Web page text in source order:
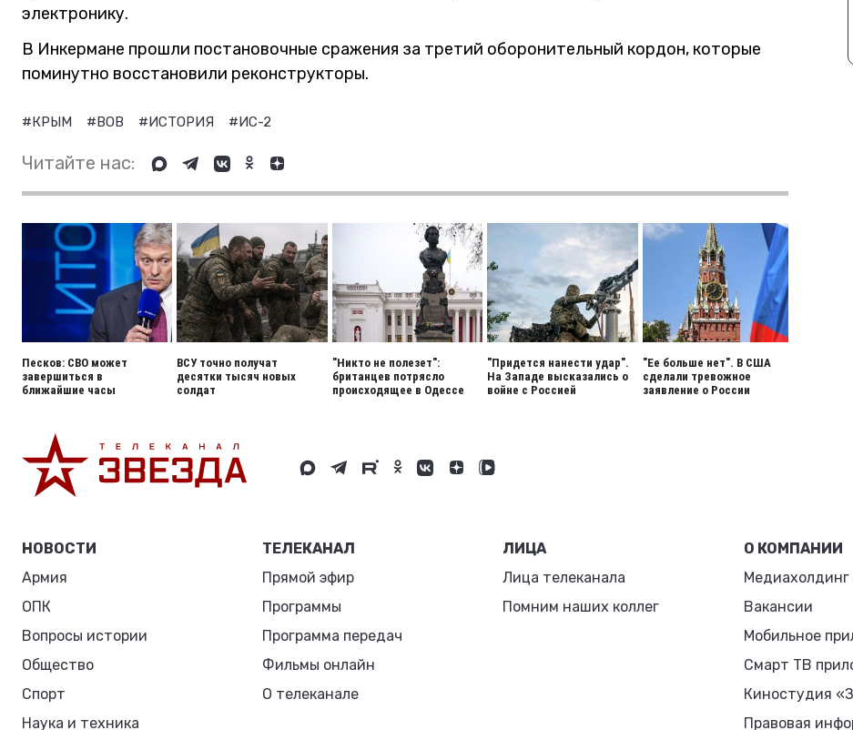
электронику.
В Инкермане прошли постановочные сражения за третий оборонительный кордон, которые
поминутно восстановили реконструкторы.
#КРЫМ #ВОВ #ИСТОРИЯ #ИС-2
Читайте нас:
Песков: СВО может
завершиться в
ближайшие часы
ВСУ точно получат
десятки тысяч новых
солдат
"Никто не полезет":
британцев потрясло
происходящее в Одессе
"Придется нанести удар".
На Западе высказались о
войне с Россией
"Ее больше нет". В США
сделали тревожное
заявление о России
НОВОСТИ
Армия
ОПК
Вопросы истории
Общество
Спорт
Наука и техника
ТЕЛЕКАНАЛ
Прямой эфир
Программы
Программа передач
Фильмы онлайн
О телеканале
ЛИЦА
Лица телеканала
Помним наших коллег
О КОМПАНИИ
Медиахолдинг
Вакансии
Мобильное
Смарт ТВ
Киностудия
Правовая